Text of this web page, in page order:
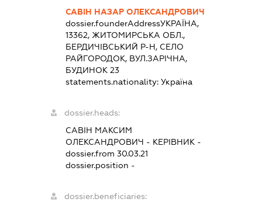
САВІН НАЗАР ОЛЕКСАНДРОВИЧ
dossier.founderAddressУКРАЇНА,
13362, ЖИТОМИРСЬКА ОБЛ.,
БЕРДИЧІВСЬКИЙ Р-Н, СЕЛО
РАЙГОРОДОК, ВУЛ.ЗАРІЧНА,
БУДИНОК 23
statements.nationality:Україна
dossier.heads:
САВІН МАКСИМ
ОЛЕКСАНДРОВИЧ - КЕРІВНИК -
dossier.from 30.03.21
dossier.position -
dossier.beneficiaries: